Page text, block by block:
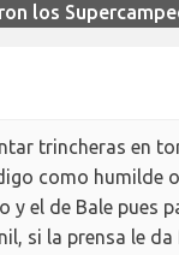
los
trincheras en
como humilde
y el de Bale pues
si la prensa le